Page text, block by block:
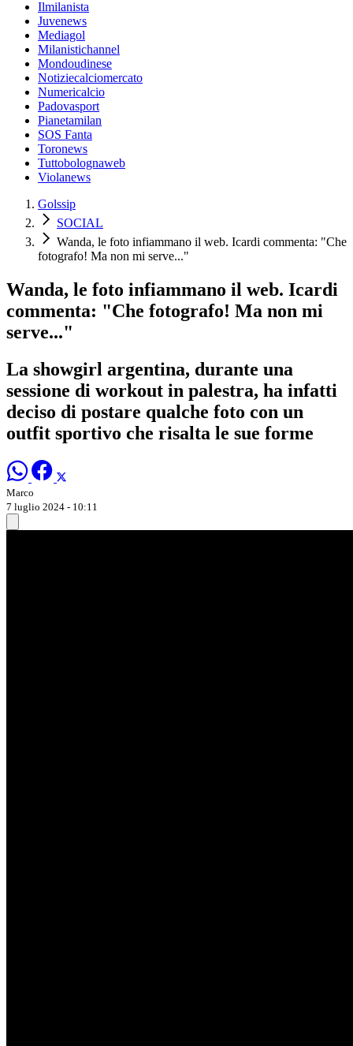
Ilmilanista
Juvenews
Mediagol
Milanistichannel
Mondoudinese
Notiziecalciomercato
Numericalcio
Padovasport
Pianetamilan
SOS Fanta
Toronews
Tuttobolognaweb
Violanews
Golssip
SOCIAL
Wanda, le foto infiammano il web. Icardi commenta: "Che
fotografo! Ma non mi serve..."
Wanda, le foto infiammano il web. Icardi
commenta: "Che fotografo! Ma non mi
serve..."
La showgirl argentina, durante una
sessione di workout in palestra, ha infatti
deciso di postare qualche foto con un
outfit sportivo che risalta le sue forme
Marco
7 luglio 2024 - 10:11